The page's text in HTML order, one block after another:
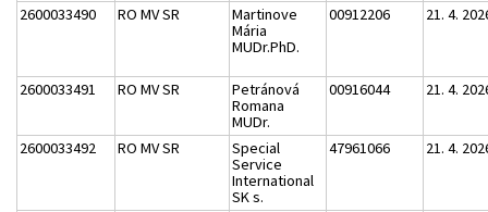
2600033490 RO MV SR
Martinove
Mária
MUDr.PhD.
00912206 21. 4.
2600033491 RO MV SR
Petránová
Romana
MUDr.
00916044 21. 4.
2600033492 RO MV SR
Special
Service
International
SK s.
47961066 21. 4.